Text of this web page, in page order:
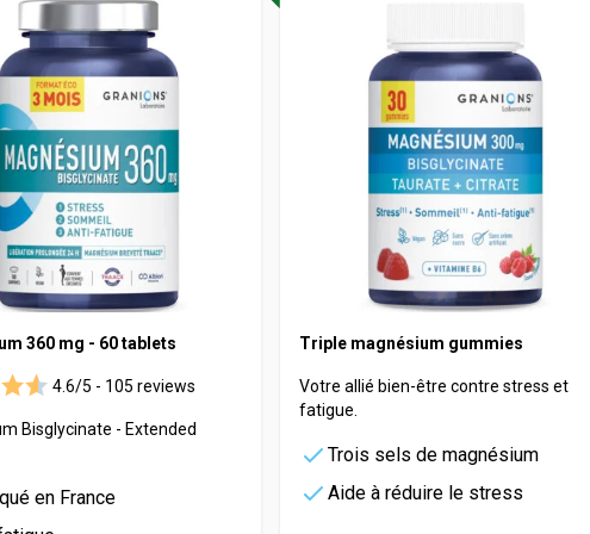
All-in-One
Somatoline
Effervescente
360 mg - 60 tablets
4.6/5 - 105 reviews
Bisglycinate - Extended
en France
Triple magnésium gummies
Votre allié bien-être contre stress et
fatigue.
Trois sels de magnésium
Aide à réduire le stress